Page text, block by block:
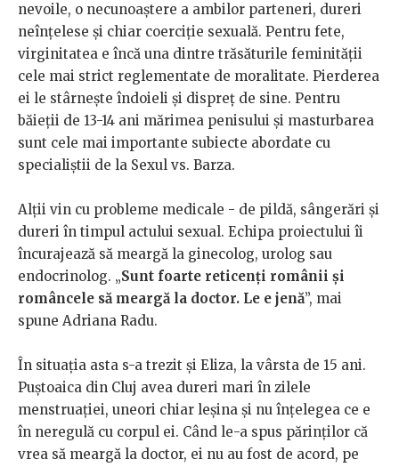
nevoile, o necunoaștere a ambilor parteneri, dureri
neînțelese și chiar coerciție sexuală. Pentru fete,
virginitatea e încă una dintre trăsăturile feminității
cele mai strict reglementate de moralitate. Pierderea
ei le stârnește îndoieli și dispreț de sine. Pentru
băieții de 13-14 ani mărimea penisului și masturbarea
sunt cele mai importante subiecte abordate cu
specialiștii de la Sexul vs. Barza.
Alții vin cu probleme medicale - de pildă, sângerări și
dureri în timpul actului sexual. Echipa proiectului îi
încurajează să meargă la ginecolog, urolog sau
endocrinolog. „Sunt foarte reticenți românii și
româncele să meargă la doctor. Le e jenă”, mai
spune Adriana Radu.
În situația asta s-a trezit și Eliza, la vârsta de 15 ani.
Puștoaica din Cluj avea dureri mari în zilele
menstruației, uneori chiar leșina și nu înțelegea ce e
în neregulă cu corpul ei. Când le-a spus părinților că
vrea să meargă la doctor, ei nu au fost de acord, pe